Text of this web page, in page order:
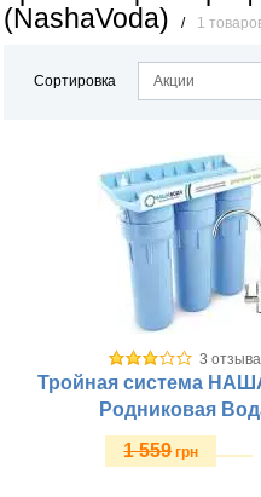
(NashaVoda)
/ 1
Сортировка Акции
3 отзыва
Тройная система
Родниковая
1 559 грн